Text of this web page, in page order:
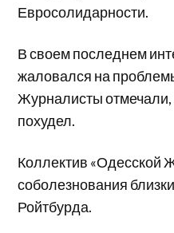
Евросолидарности.
В своем последнем
жаловался на
Журналисты отмечали,
похудел.
Коллектив «Одесской
соболезнования
Ройтбурда.